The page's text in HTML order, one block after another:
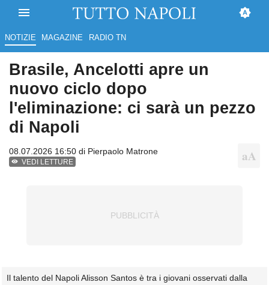
NOTIZIE MAGAZINE RADIO TN
Brasile, Ancelotti apre un
nuovo ciclo dopo
l'eliminazione: ci sarà un pezzo
di Napoli
08.07.2026 16:50 di Pierpaolo Matrone
VEDI LETTURE
Il talento del Napoli Alisson Santos è tra i giovani osservati dalla